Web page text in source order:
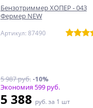
Бензотриммер ХОПЕР - 043
Фермер NEW
Артикул: 87490
5 987 руб.-10%
Экономия 599 руб.
5 388 руб. за 1 шт